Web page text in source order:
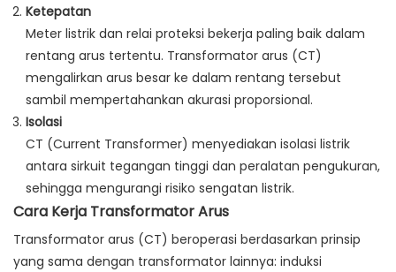
Ketepatan
Meter listrik dan relai proteksi bekerja paling baik dalam
rentang arus tertentu. Transformator arus (CT)
mengalirkan arus besar ke dalam rentang tersebut
sambil mempertahankan akurasi proporsional.
Isolasi
CT (Current Transformer) menyediakan isolasi listrik
antara sirkuit tegangan tinggi dan peralatan pengukuran,
sehingga mengurangi risiko sengatan listrik.
Cara Kerja Transformator Arus
Transformator arus (CT) beroperasi berdasarkan prinsip
yang sama dengan transformator lainnya: induksi